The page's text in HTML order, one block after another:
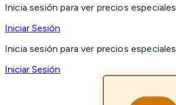
Inicia sesión para ver precios especiales
Iniciar Sesión
Inicia sesión para ver precios especiales
Iniciar Sesión